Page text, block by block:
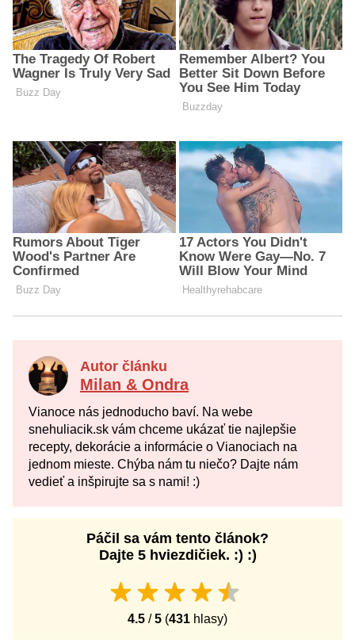
Autor článku
Milan & Ondra
Vianoce nás jednoducho baví. Na webe
snehuliacik.sk vám chceme ukázať tie najlepšie
recepty, dekorácie a informácie o Vianociach na
jednom mieste. Chýba nám tu niečo? Dajte nám
vedieť a inšpirujte sa s nami! :)
Páčil sa vám tento článok?
Dajte 5 hviezdičiek. :) :)
4.5 /5 (431 hlasy)